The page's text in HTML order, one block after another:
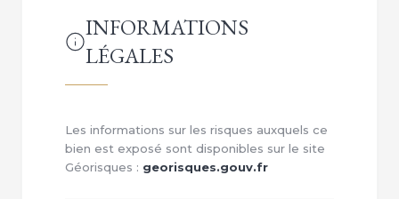
INFORMATIONS
LÉGALES
Les informations sur les risques auxquels ce
bien est exposé sont disponibles sur le site
Géorisques : georisques.gouv.fr